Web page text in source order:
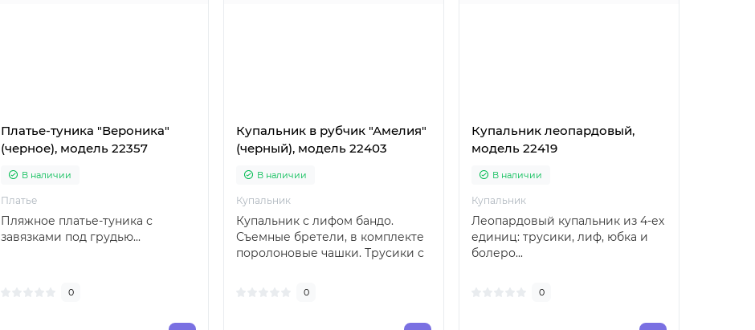
Платье-туника "Вероника"
(черное), модель 22357
В наличии
Платье
Пляжное платье-туника с
завязками под грудью...
0
Купальник в рубчик "Амелия"
(черный), модель 22403
В наличии
Купальник
Купальник с лифом бандо.
Съемные бретели, в комплекте
поролоновые чашки. Трусики с
0
Купальник леопардовый,
модель 22419
В наличии
Купальник
Леопардовый купальник из 4-ех
единиц: трусики, лиф, юбка и
болеро...
0